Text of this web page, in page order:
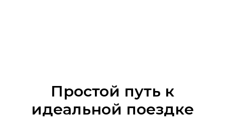
Простой путь к
идеальной поездке